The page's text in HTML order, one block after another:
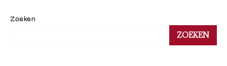
Zoeken
ZOEKEN